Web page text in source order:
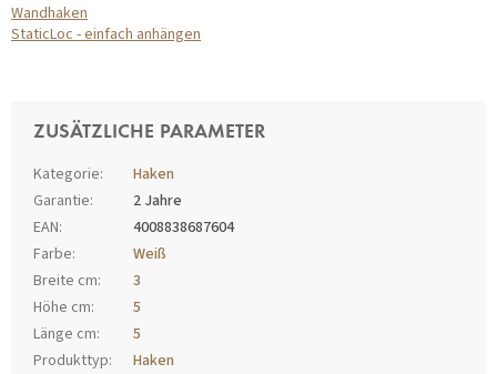
Wandhaken
StaticLoc - einfach anhängen
ZUSÄTZLICHE PARAMETER
Kategorie:
Haken
Garantie:
2 Jahre
EAN:
4008838687604
Farbe:
Weiß
Breite cm:
3
Höhe cm:
5
Länge cm:
5
Produkttyp:
Haken